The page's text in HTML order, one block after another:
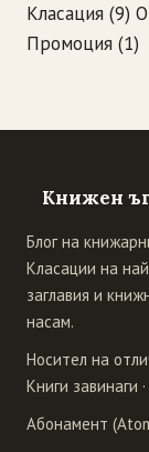
Класация (9)
Промоция (1)
Книжен
Блог на
Класации на
заглавия и
насам.
Носител на
Книги завинаги ·
Абонамент